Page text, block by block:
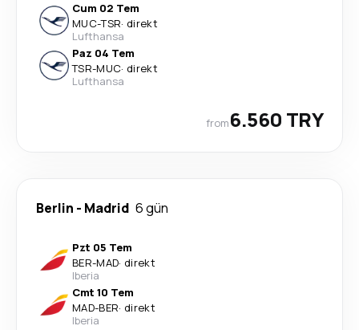
Cum 02 Tem
MUC-TSR· direkt
Lufthansa
Paz 04 Tem
TSR-MUC· direkt
Lufthansa
from6.560 TRY
Berlin - Madrid 6 gün
Pzt 05 Tem
BER-MAD· direkt
Iberia
Cmt 10 Tem
MAD-BER· direkt
Iberia